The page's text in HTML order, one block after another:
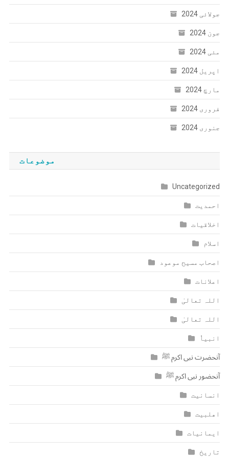
جولائی 2024
جون 2024
مئی 2024
اپریل 2024
مارچ 2024
فروری 2024
جنوری 2024
موضوعات
Uncategorized
احمدیت
اخلاقیات
اسلام
اصحاب مسیح موعود
اعلانات
اللہ تعالیٰ
اللہ تعالیٰ
انبیاٗ
آنحضرت نبی اکرم ﷺ
آنحضور نبی اکرم ﷺ
انسانیت
اھلبیت
ایمانیات
تاریخ